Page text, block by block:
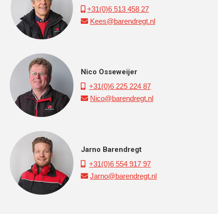
 +31(0)6 513 458 27
 Kees@barendregt.nl
Nico Osseweijer
 +31(0)6 225 224 87
 Nico@barendregt.nl
Jarno Barendregt
 +31(0)6 554 917 97
 Jarno@barendregt.nl